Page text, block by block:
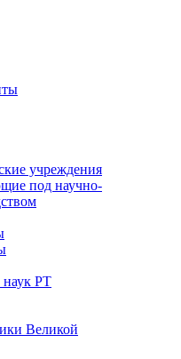
учреждения
под научно-
РТ
Великой